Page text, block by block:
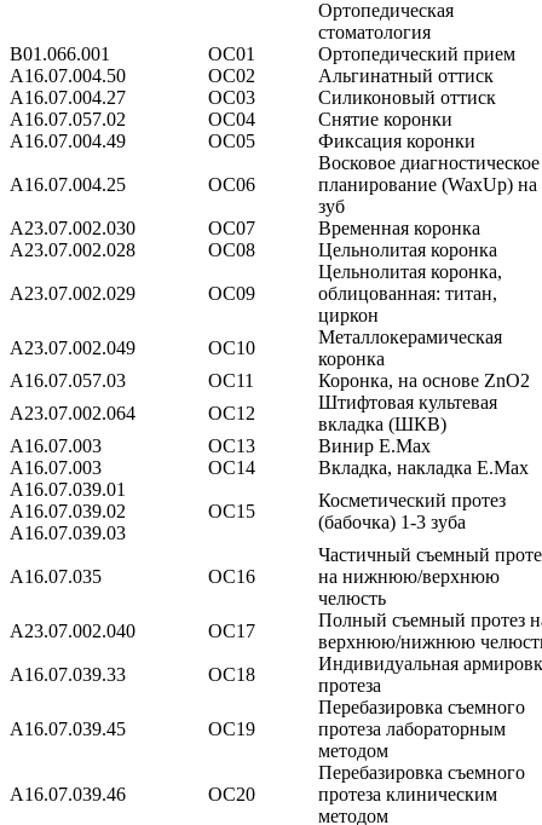
Ортопедическая
стоматология
В01.066.001
ОС01
Ортопедический прием
А16.07.004.50
ОС02
Альгинатный оттиск
А16.07.004.27
ОС03
Силиконовый оттиск
А16.07.057.02
ОС04
Снятие коронки
А16.07.004.49
ОС05 Фиксация коронки
А16.07.004.25 ОС06
Восковое диагностическое
планирование (WaxUp) на
зуб
А23.07.002.030
ОС07
Временная коронка
А23.07.002.028
ОС08 Цельнолитая коронка
А23.07.002.029 ОС09
Цельнолитая коронка,
облицованная: титан,
циркон
А23.07.002.049
ОС10
Металлокерамическая
коронка
А16.07.057.03
ОС11
Коронка, на основе ZnO2
А23.07.002.064
ОС12
Штифтовая культевая
вкладка (ШКВ)
А16.07.003
ОС13
Винир E.Max
А16.07.003
ОС14
Вкладка, накладка E.Max
А16.07.039.01
А16.07.039.02
А16.07.039.03
ОС15
Косметический протез
(бабочка) 1-3 зуба
А16.07.035 ОС16
Частичный съемный
на нижнюю/верхнюю
челюсть
А23.07.002.040
ОС17
Полный съемный протез
верхнюю/нижнюю
А16.07.039.33
ОС18
Индивидуальная
протеза
А16.07.039.45 ОС19
Перебазировка съемного
протеза лабораторным
методом
А16.07.039.46 ОС20
Перебазировка съемного
протеза клиническим
методом